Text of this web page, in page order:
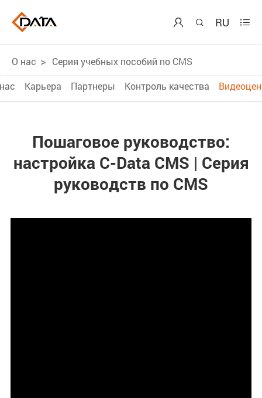
  RU 
О нас
Серия учебных пособий по CMS
Карьера Партнеры Контроль качества
Пошаговое руководство:
настройка C-Data CMS | Серия
руководств по CMS